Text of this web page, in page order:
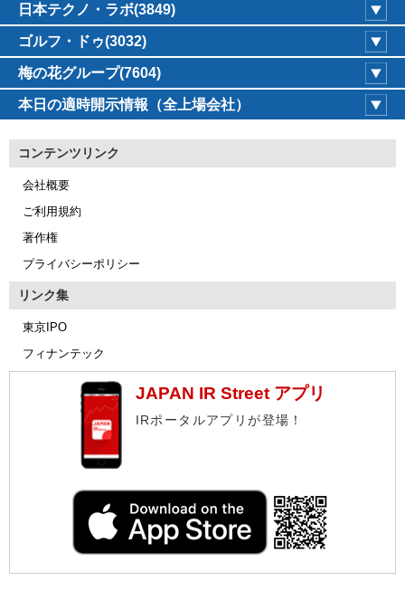
日本テクノ・ラボ(3849)
ゴルフ・ドゥ(3032)
梅の花グループ(7604)
本日の適時開示情報（全上場会社）
コンテンツリンク
会社概要
ご利用規約
著作権
プライバシーポリシー
リンク集
東京IPO
フィナンテック
JAPAN IR Street アプリ
IRポータルアプリが登場！